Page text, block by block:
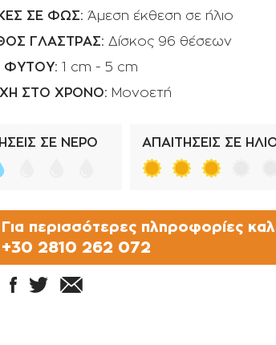
-
ΣΕ ΦΩΣ: Άμεση έκθεση σε ήλιο
ΓΛΑΣΤΡΑΣ: Δίσκος 96 θέσεων
ΦΥΤΟΥ: 1 cm - 5 cm
ΣΤΟ ΧΡΟΝΟ: Μονοετή
ΣΕ ΝΕΡΟ ΑΠΑΙΤΗΣΕΙΣ ΣΕ
Για περισσότερες πληροφορίες
+30 2810 262 072